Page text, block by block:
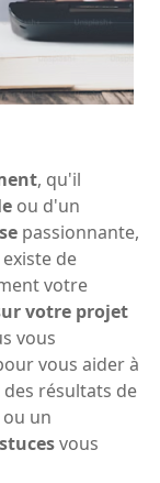
, qu'il
ou d'un
passionnante,
de
votre
votre projet
vous
vous aider à
résultats de
un
vous